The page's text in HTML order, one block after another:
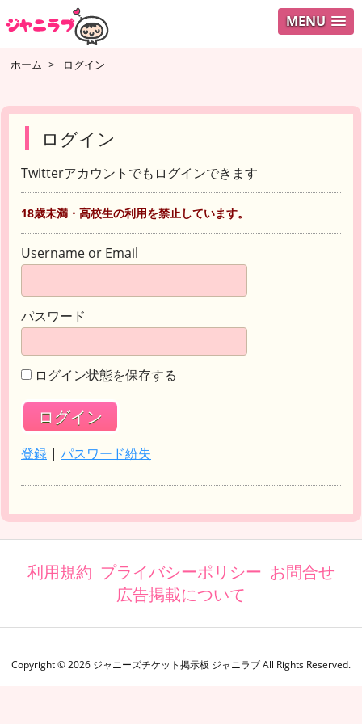
MENU
ホーム > ログイン
ログイン
Twitterアカウントでもログインできます
18歳未満・高校生の利用を禁止しています。
Username or Email
パスワード
ログイン状態を保存する
登録 | パスワード紛失
利用規約 プライバシーポリシー お問合せ
広告掲載について
Copyright ©2026 ジャニーズチケット掲示板 ジャニラブAll Rights Reserved.